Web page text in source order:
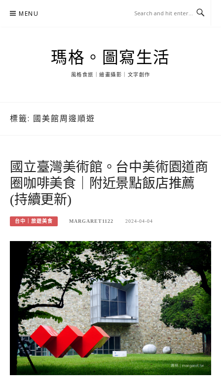
MENU
瑪格。圖寫生活
風格食旅｜繪畫攝影｜文字創作
標籤: 國美館周邊順遊
國立臺灣美術館。台中美術園道商
圈咖啡美食｜附近景點飯店推薦
(持續更新)
台中｜旅遊美食 MARGARET1122 2024-04-04